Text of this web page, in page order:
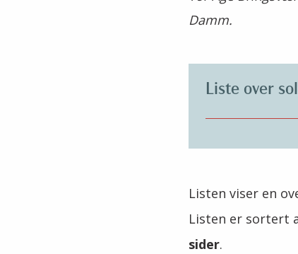
Damm.
Liste over
Listen viser en
Listen er sortert
sider.